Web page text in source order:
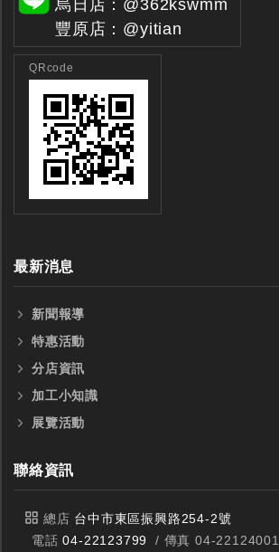
烏日店：@362kswmm
豐原店：@yitian
QRcode
最新消息
新聞報導
特惠活動
分店資訊
加工小知識
展覽活動
聯絡資訊
總店 台中市東區振興路254-2號
電話04-22123799 / 傳真 04-22124001